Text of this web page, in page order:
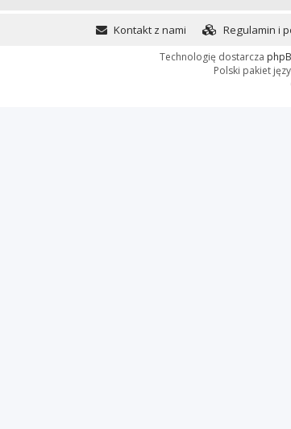
Regulamin i
Kontakt z nami
Technologię dostarcza
Polski pakiet